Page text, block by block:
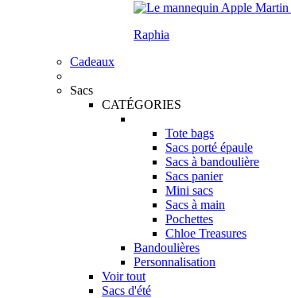
Raphia
Cadeaux
Sacs
CATÉGORIES
Tote bags
Sacs porté épaule
Sacs à bandoulière
Sacs panier
Mini sacs
Sacs à main
Pochettes
Chloe Treasures
Bandoulières
Personnalisation
Voir tout
Sacs d'été